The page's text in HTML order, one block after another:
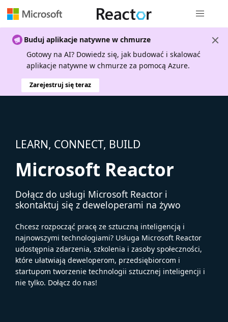
Buduj aplikacje natywne w chmurze
Gotowy na AI? Dowiedz się, jak budować i skalować
aplikacje natywne w chmurze za pomocą Azure.
Zarejestruj się teraz
LEARN, CONNECT, BUILD
Microsoft Reactor
Dołącz do usługi Microsoft Reactor i
skontaktuj się z deweloperami na żywo
Chcesz rozpocząć pracę ze sztuczną inteligencją i
najnowszymi technologiami? Usługa Microsoft Reactor
udostępnia zdarzenia, szkolenia i zasoby społeczności,
które ułatwiają deweloperom, przedsiębiorcom i
startupom tworzenie technologii sztucznej inteligencji i
nie tylko. Dołącz do nas!